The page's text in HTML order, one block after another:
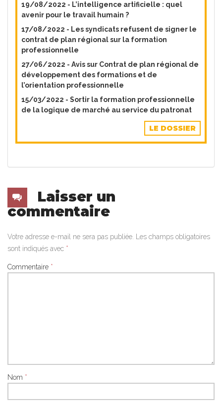
19/08/2022 - L’intelligence artificielle : quel
avenir pour le travail humain ?
17/08/2022 - Les syndicats refusent de signer le
contrat de plan régional sur la formation
professionnelle
27/06/2022 - Avis sur Contrat de plan régional de
développement des formations et de
l’orientation professionnelle
15/03/2022 - Sortir la formation professionnelle
de la logique de marché au service du patronat
LE DOSSIER
Laisser un
commentaire
Votre adresse e-mail ne sera pas publiée.
Les champs obligatoires
sont indiqués avec *
Commentaire *
Nom *